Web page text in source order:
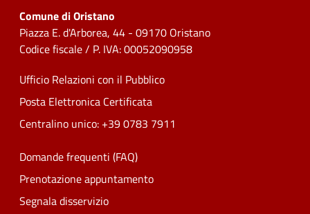
Comune di Oristano
Piazza E. d'Arborea, 44 - 09170 Oristano
Codice fiscale / P. IVA: 00052090958
Ufficio Relazioni con il Pubblico
Posta Elettronica Certificata
Centralino unico: +39 0783 7911
Domande frequenti (FAQ)
Prenotazione appuntamento
Segnala disservizio